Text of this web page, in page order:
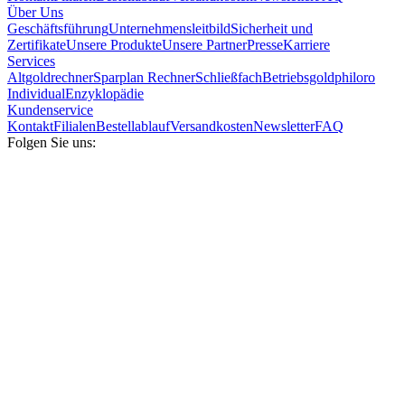
Über Uns
GeschäftsführungUnternehmensleitbildSicherheit und
ZertifikateUnsere ProdukteUnsere PartnerPresseKarriere
Services
AltgoldrechnerSparplan RechnerSchließfachBetriebsgoldphiloro
IndividualEnzyklopädie
Kundenservice
KontaktFilialenBestellablaufVersandkostenNewsletterFAQ
Folgen Sie uns: